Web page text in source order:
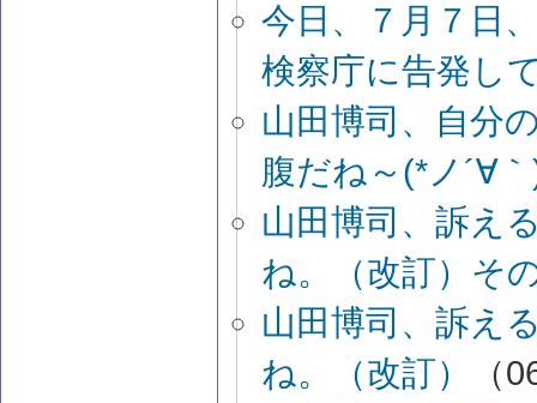
今日、７月７日
検察庁に告発し
山田博司、自分
腹だね～(*ノ´∀
山田博司、訴え
ね。（改訂）そ
山田博司、訴え
ね。（改訂）
（